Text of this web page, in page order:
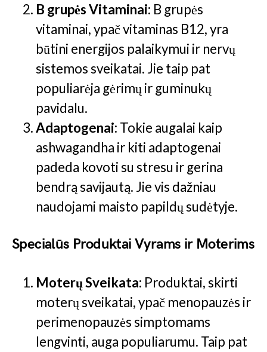
B grupės Vitaminai: B grupės
vitaminai, ypač vitaminas B12, yra
būtini energijos palaikymui ir nervų
sistemos sveikatai. Jie taip pat
populiarėja gėrimų ir guminukų
pavidalu​.
Adaptogenai: Tokie augalai kaip
ashwagandha ir kiti adaptogenai
padeda kovoti su stresu ir gerina
bendrą savijautą. Jie vis dažniau
naudojami maisto papildų sudėtyje.
Specialūs Produktai Vyrams ir Moterims
Moterų Sveikata: Produktai, skirti
moterų sveikatai, ypač menopauzės ir
perimenopauzės simptomams
lengvinti, auga populiarumu. Taip pat